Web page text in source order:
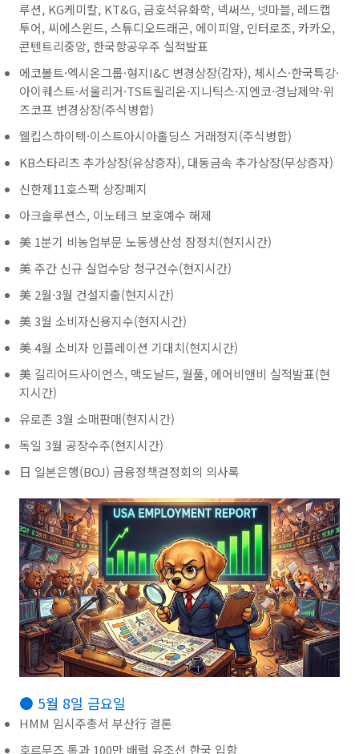
루션, KG케미칼, KT&G, 금호석유화학, 넥써쓰, 넷마블, 레드캡
투어, 씨에스윈드, 스튜디오드래곤, 에이피알, 인터로조, 카카오,
콘텐트리중앙, 한국항공우주 실적발표
에코볼트·엑시온그룹·형지I&C 변경상장(감자), 체시스·한국특강·
아이퀘스트·서울리거·TS트릴리온·지니틱스·지엔코·경남제약·위
즈코프 변경상장(주식병합)
웰킵스하이텍·이스트아시아홀딩스 거래정지(주식병합)
KB스타리츠 추가상장(유상증자), 대동금속 추가상장(무상증자)
신한제11호스팩 상장폐지
아크솔루션스, 이노테크 보호예수 해제
美 1분기 비농업부문 노동생산성 잠정치(현지시간)
美 주간 신규 실업수당 청구건수(현지시간)
美 2월·3월 건설지출(현지시간)
美 3월 소비자신용지수(현지시간)
美 4월 소비자 인플레이션 기대치(현지시간)
美 길리어드사이언스, 맥도날드, 월풀, 에어비앤비 실적발표(현
지시간)
유로존 3월 소매판매(현지시간)
독일 3월 공장수주(현지시간)
日 일본은행(BOJ) 금융정책결정회의 의사록
● 5월 8일 금요일
HMM 임시주총서 부산行 결론
호르무즈 통과 100만 배럴 유조선 한국 입항